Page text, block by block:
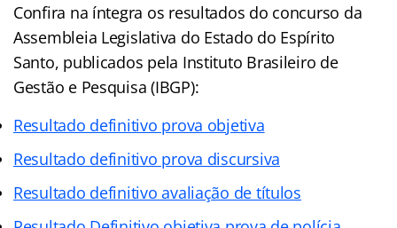
Confira na íntegra os resultados do concurso da
Assembleia Legislativa do Estado do Espírito
Santo, publicados pela Instituto Brasileiro de
Gestão e Pesquisa (IBGP):
Resultado definitivo prova objetiva
Resultado definitivo prova discursiva
Resultado definitivo avaliação de títulos